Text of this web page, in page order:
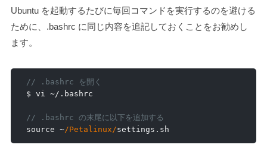
Ubuntu を起動するたびに毎回コマンドを実行するのを避ける
ために、.bashrc に同じ内容を追記しておくことをお勧めし
ます。
// .bashrc を開く
$ vi ~/. bashrc
// .bashrc の末尾に以下を追加する
source ~/Petalinux/settings . sh